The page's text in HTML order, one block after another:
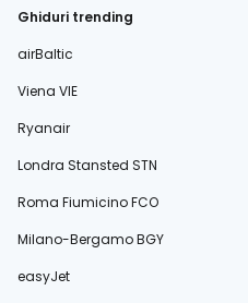
Ghiduri trending
airBaltic
Viena VIE
Ryanair
Londra Stansted STN
Roma Fiumicino FCO
Milano-Bergamo BGY
easyJet